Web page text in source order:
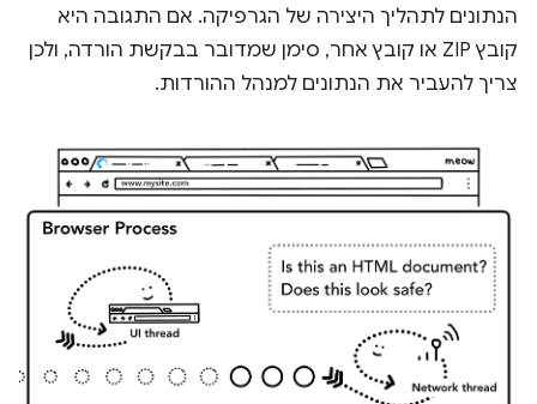
הנתונים לתהליך היצירה של הגרפיקה. אם התגובה היא
קובץ ZIP או קובץ אחר, סימן שמדובר בבקשת הורדה, ולכן
צריך להעביר את הנתונים למנהל ההורדות.